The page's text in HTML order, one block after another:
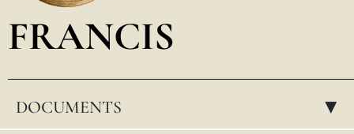
العربيّة
FRANCIS
DOCUMENTS ▸